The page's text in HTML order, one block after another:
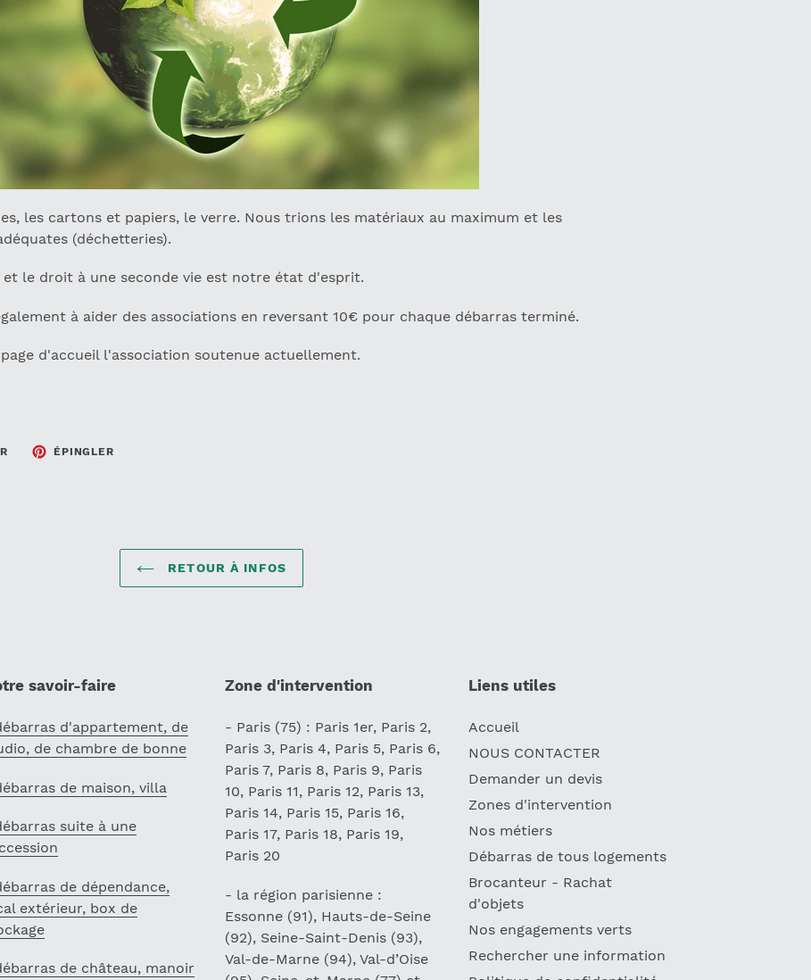
les cartons et papiers, le verre. Nous trions les matériaux au maximum et les
(déchetteries).
et le droit à une seconde vie est notre état d'esprit.
à aider des associations en reversant 10€ pour chaque débarras terminé.
d'accueil l'association soutenue actuellement.
TWEETER
SUR
ÉPINGLER
RETOUR À INFOS
savoir-faire
d'appartement, de
de chambre de bonne
de maison, villa
suite à une
de dépendance,
extérieur, box de
de château, manoir
Zone d'intervention
- Paris (75) : Paris 1er, Paris 2,
Paris 3, Paris 4, Paris 5, Paris 6,
Paris 7, Paris 8, Paris 9, Paris
10, Paris 11, Paris 12, Paris 13,
Paris 14, Paris 15, Paris 16,
Paris 17, Paris 18, Paris 19,
Paris 20
- la région parisienne :
Essonne (91), Hauts-de-Seine
(92), Seine-Saint-Denis (93),
Val-de-Marne (94), Val-d’Oise
Liens utiles
Accueil
NOUS CONTACTER
Demander un devis
Zones d'intervention
Nos métiers
Débarras de tous logements
Brocanteur - Rachat
d'objets
Nos engagements verts
Rechercher une information